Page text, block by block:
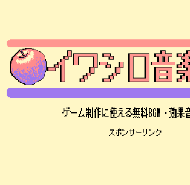
ゲーム制作に使える無料BGM・効果
スポンサーリンク